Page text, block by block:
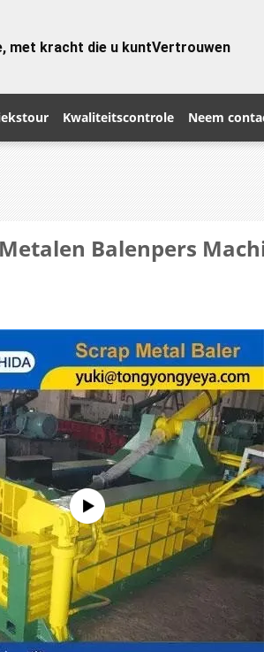
met kracht die u kuntVertrouwen
Kwaliteitscontrole Neem
Balenpers